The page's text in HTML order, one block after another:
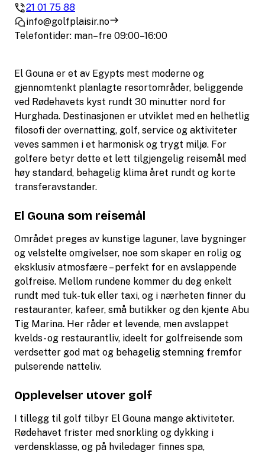
El Gouna er et av Egypts mest moderne og
gjennomtenkt planlagte resortområder, beliggende
ved Rødehavets kyst rundt 30 minutter nord for
Hurghada. Destinasjonen er utviklet med en helhetlig
filosofi der overnatting, golf, service og aktiviteter
veves sammen i et harmonisk og trygt miljø. For
golfere betyr dette et lett tilgjengelig reisemål med
høy standard, behagelig klima året rundt og korte
transferavstander.
El Gouna som reisemål
Området preges av kunstige laguner, lave bygninger
og velstelte omgivelser, noe som skaper en rolig og
eksklusiv atmosfære – perfekt for en avslappende
golfreise. Mellom rundene kommer du deg enkelt
rundt med tuk-tuk eller taxi, og i nærheten finner du
restauranter, kafeer, små butikker og den kjente Abu
Tig Marina. Her råder et levende, men avslappet
kvelds- og restaurantliv, ideelt for golfreisende som
verdsetter god mat og behagelig stemning fremfor
pulserende natteliv.
Opplevelser utover golf
I tillegg til golf tilbyr El Gouna mange aktiviteter.
Rødehavet frister med snorkling og dykking i
verdensklasse, og på hviledager finnes spa,
21 01 75 88
info@golfplaisir.no
Telefontider: man–fre 09:00–16:00